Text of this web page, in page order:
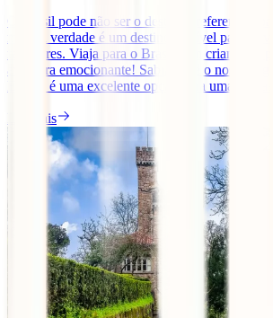
O Brasil pode não ser o destino preferencial
mas na verdade é um destino incrível para se
familiares. Viaja para o Brasil com crianças e
aventura emocionante! Sabias que o nosso
Estrela é uma excelente opção para umas
Ler mais